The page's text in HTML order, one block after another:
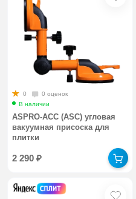
0
0 оценок
В наличии
ASPRO-АСС (ASC) угловая
вакуумная присоска для
плитки
2 290₽